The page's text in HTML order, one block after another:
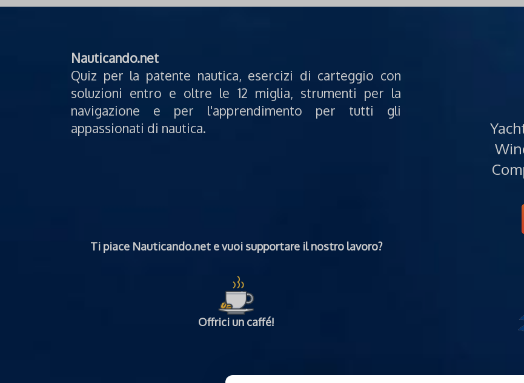
Nauticando.net
Quiz per la patente nautica, esercizi di carteggio con
soluzioni entro e oltre le 12 miglia, strumenti per la
navigazione e per l'apprendimento per tutti gli
appassionati di nautica.
Ti piace Nauticando.net e vuoi supportare il nostro lavoro?
Offrici un caffé!